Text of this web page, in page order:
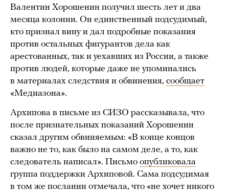
Валентин Хорошенин получил шесть лет и два
месяца колонии. Он единственный подсудимый,
кто признал вину и дал подробные показания
против остальных фигурантов дела как
арестованных, так и уехавших из России, а также
против людей, которые даже не упоминались
в материалах следствия и обвинения, сообщает
«Медиазона».
Архипова в письме из СИЗО рассказывала, что
после признательных показаний Хорошенин
сказал другим обвиняемым: «В конце концов
важно не то, как было на самом деле, а то, как
следователь написал». Письмо опубликовала
группа поддержки Архиповой. Сама подсудимая
в том же послании отмечала, что «не хочет никого